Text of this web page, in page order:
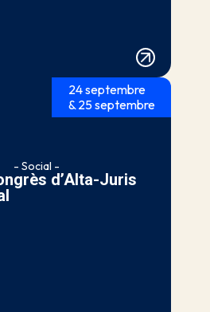
24 septembre
& 25 septembre
- Social -
d’Alta-Juris